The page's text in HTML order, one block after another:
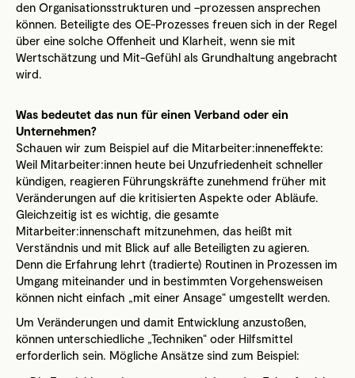
den Organisationsstrukturen und –prozessen ansprechen
können. Beteiligte des OE-Prozesses freuen sich in der Regel
über eine solche Offenheit und Klarheit, wenn sie mit
Wertschätzung und Mit-Gefühl als Grundhaltung angebracht
wird.
Was bedeutet das nun für einen Verband oder ein
Unternehmen?
Schauen wir zum Beispiel auf die Mitarbeiter:inneneffekte:
Weil Mitarbeiter:innen heute bei Unzufriedenheit schneller
kündigen, reagieren Führungskräfte zunehmend früher mit
Veränderungen auf die kritisierten Aspekte oder Abläufe.
Gleichzeitig ist es wichtig, die gesamte
Mitarbeiter:innenschaft mitzunehmen, das heißt mit
Verständnis und mit Blick auf alle Beteiligten zu agieren.
Denn die Erfahrung lehrt (tradierte) Routinen in Prozessen im
Umgang miteinander und in bestimmten Vorgehensweisen
können nicht einfach „mit einer Ansage“ umgestellt werden.
Um Veränderungen und damit Entwicklung anzustoßen,
können unterschiedliche „Techniken“ oder Hilfsmittel
erforderlich sein. Mögliche Ansätze sind zum Beispiel: